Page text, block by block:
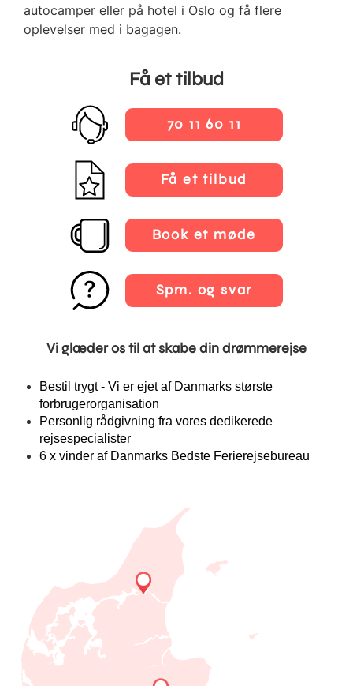
autocamper eller på hotel i Oslo og få flere
oplevelser med i bagagen.
Få et tilbud
70 11 60 11
Få et tilbud
Book et møde
Spm. og svar
Vi glæder os til at skabe din drømmerejse
Bestil trygt - Vi er ejet af Danmarks største
forbrugerorganisation
Personlig rådgivning fra vores dedikerede
rejsespecialister
6 x vinder af Danmarks Bedste Ferierejsebureau